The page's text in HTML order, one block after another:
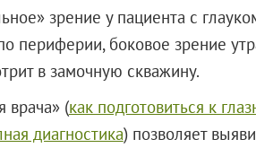
зрение у пациента с
периферии, боковое зрение
в замочную скважину.
врача» (как подготовиться к
диагностика) позволяет